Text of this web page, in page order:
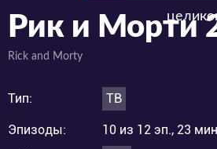
Рик и Морти
Rick and Morty
Тип: ТВ
Эпизоды:
10 из 12 эп., 23